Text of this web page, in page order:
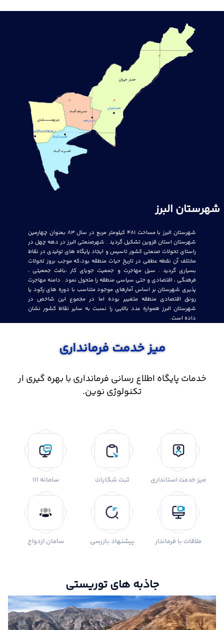
شهرستان البرز
شهرستان البرز با مساحت 481 کیلومتر مربع در سال 83 بعنوان چهارمین
شهرستان استان قزوین تشکیل گردید . شهرصنعتی البرز در دهه چهل در
راستای تحولات صنعتی کشور تاسیس و ایجاد پایگاه های تولیدی در نقاط
مختلف آن نقطه عطفی در تاریخ حیات منطقه بود،که موجب بروز تحولات
بسیاری گردید . سیل مهاجرت و جمعیت جویای کار ،بافت جمعیتی ،
فرهنگی ، اقتصادی و حتی سیاسی منطقه را متحول نمود . دامنه مهاجرت
پذیری شهرستان بر اساس آمارهای موجود متناسب با دوره های رکود یا
رونق اقتصادی منطقه متغییر بوده اما در مجموع این شاخص در
شهرستان البرز همواره عدد بالایی را نسبت به سایر نقاط کشور نشان
داده است.
میز خدمت فرمانداری
خدمات پایگاه اطلاع رسانی فرمانداری با بهره گیری ار
تکنولوژی نوین.
میز خدمت استانداری ثبت شکایات سامانه 111
ملاقات با فرماندار پیشنهاد بازرسی سامان ازدواج
جاذبه های توریستی